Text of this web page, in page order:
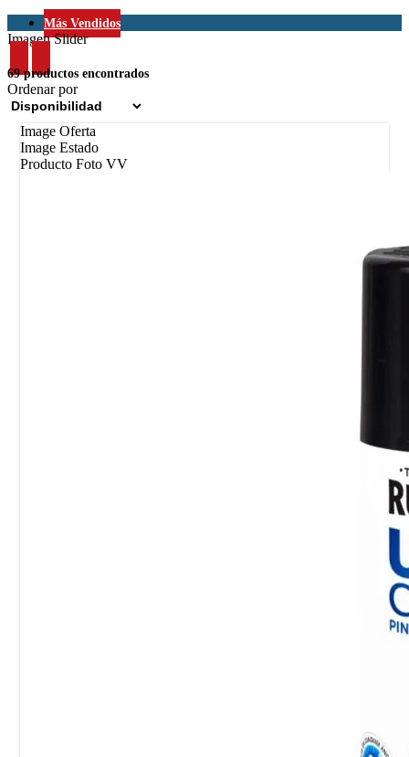
Más Vendidos
Imagen Slider
69 productos encontrados
Ordenar por
Image Oferta
Image Estado
Producto Foto VV